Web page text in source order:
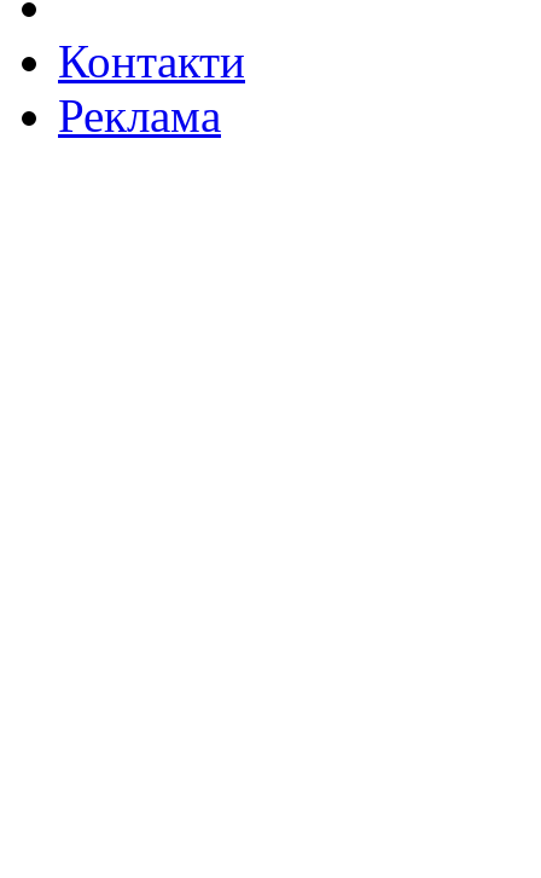
Контакти
Реклама